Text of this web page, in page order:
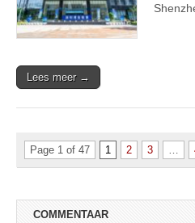
Lees meer →
Page 1 of 47 1 2 3
COMMENTAAR